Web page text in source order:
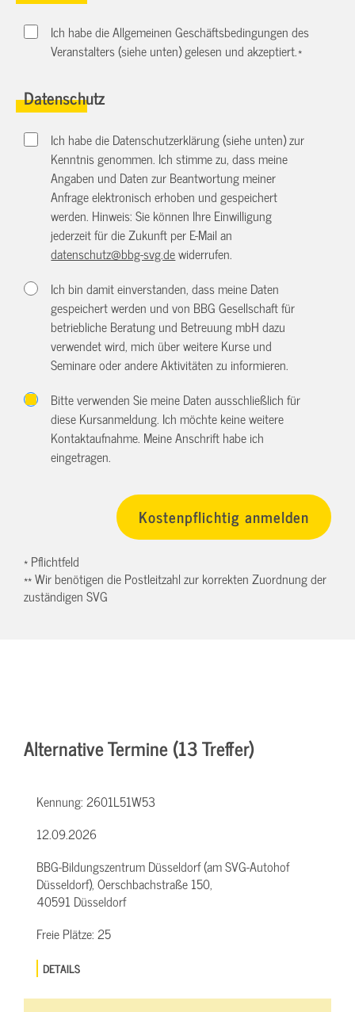
Ich habe die Allgemeinen Geschäftsbedingungen des
Veranstalters (siehe unten) gelesen und akzeptiert.*
Datenschutz
Ich habe die Datenschutzerklärung (siehe unten) zur
Kenntnis genommen. Ich stimme zu, dass meine
Angaben und Daten zur Beantwortung meiner
Anfrage elektronisch erhoben und gespeichert
werden. Hinweis: Sie können Ihre Einwilligung
jederzeit für die Zukunft per E-Mail an
datenschutz@bbg-svg.dewiderrufen.
Ich bin damit einverstanden, dass meine Daten
gespeichert werden und von BBG Gesellschaft für
betriebliche Beratung und Betreuung mbH dazu
verwendet wird, mich über weitere Kurse und
Seminare oder andere Aktivitäten zu informieren.
Bitte verwenden Sie meine Daten ausschließlich für
diese Kursanmeldung. Ich möchte keine weitere
Kontaktaufnahme. Meine Anschrift habe ich
eingetragen.
* Pflichtfeld
** Wir benötigen die Postleitzahl zur korrekten Zuordnung der
zuständigen SVG
Alternative Termine (13 Treffer)
Kennung:2601L51W53
12.09.2026
BBG-Bildungszentrum Düsseldorf (am SVG-Autohof
Düsseldorf), Oerschbachstraße 150,
40591 Düsseldorf
Freie Plätze:25
DETAILS